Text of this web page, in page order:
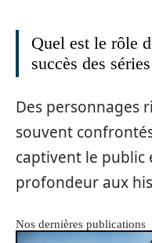
Quel est le rôle
succès des
Des personnages
souvent
captivent le public
profondeur aux
Nos dernières publications